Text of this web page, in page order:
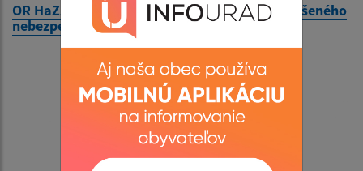
OR HaZZ Stará Ľubovňa - Vyhlásenie času zvýšeného
nebezpečenstva vzniku požiaru